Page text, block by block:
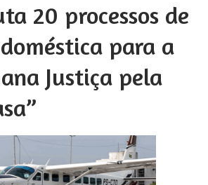
20 processos de
para a
Justiça pela